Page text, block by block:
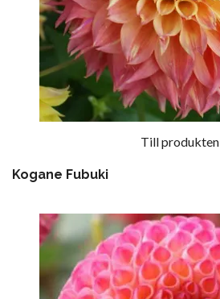
Till produkten
Kogane Fubuki